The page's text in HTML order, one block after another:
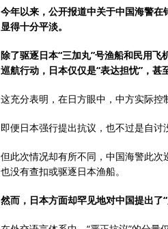
今年以来，公开报道中关于中国海警
显得十分平淡。
除了驱逐日本“三加丸”号渔船和民用飞
巡航行动，日本仅仅是“表达担忧”，甚
这充分表明，在日方眼中，中方实际控
即便日本强行提出抗议，也不过是自讨
但此次情况却有所不同，中国海警此次
也没有查扣或驱逐日本渔船。
然而，日本方面却罕见地对中国提出了“